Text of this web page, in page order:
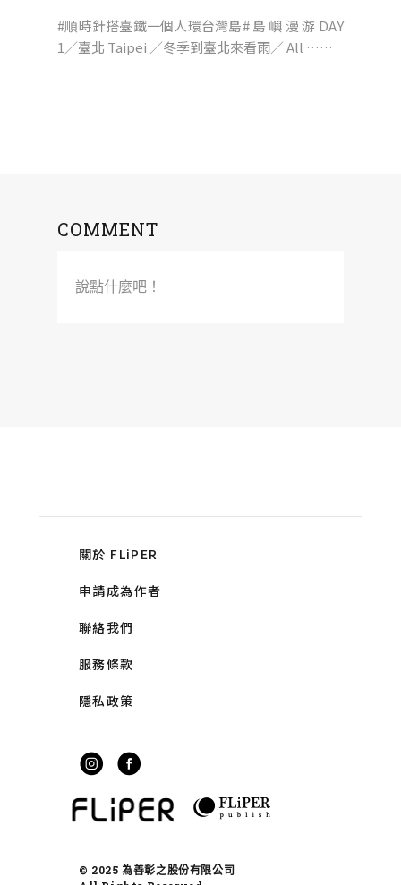
#順時針搭臺鐵一個人環台灣島# 島 嶼 漫 游 DAY
1／臺北 Taipei ／冬季到臺北來看雨／ All ……
COMMENT
說點什麼吧！
關於 FLiPER
申請成為作者
聯絡我們
服務條款
隱私政策
© 2025 為善彰之股份有限公司